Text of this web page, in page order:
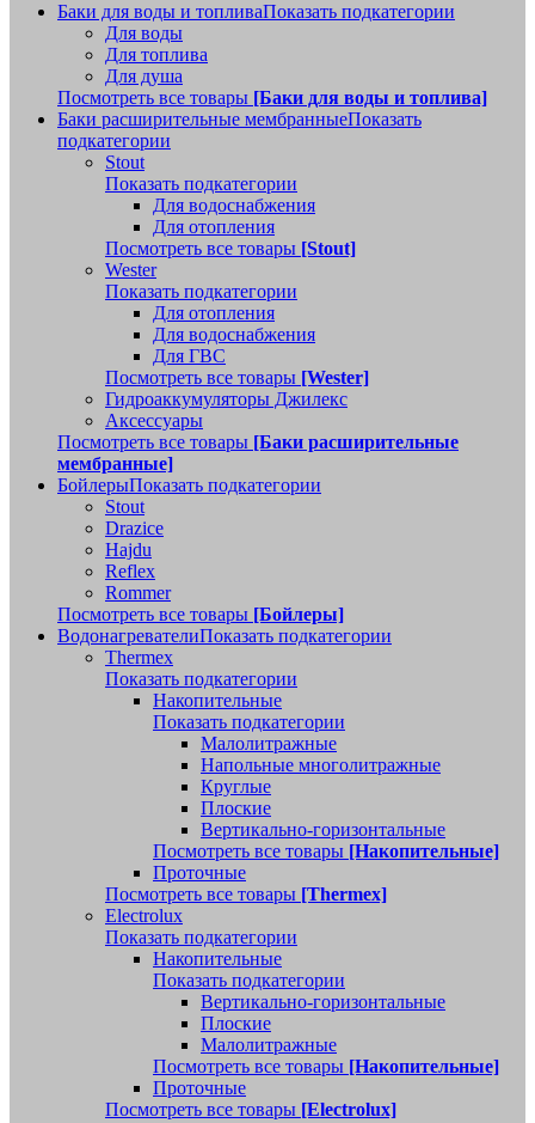
Баки для воды и топливаПоказать подкатегории
Для воды
Для топлива
Для душа
Посмотреть все товары [Баки для воды и топлива]
Баки расширительные мембранныеПоказать
подкатегории
Stout
Показать подкатегории
Для водоснабжения
Для отопления
Посмотреть все товары [Stout]
Wester
Показать подкатегории
Для отопления
Для водоснабжения
Для ГВС
Посмотреть все товары [Wester]
Гидроаккумуляторы Джилекс
Аксессуары
Посмотреть все товары [Баки расширительные
мембранные]
БойлерыПоказать подкатегории
Stout
Drazice
Hajdu
Reflex
Rommer
Посмотреть все товары [Бойлеры]
ВодонагревателиПоказать подкатегории
Thermex
Показать подкатегории
Накопительные
Показать подкатегории
Малолитражные
Напольные многолитражные
Круглые
Плоские
Вертикально-горизонтальные
Посмотреть все товары [Накопительные]
Проточные
Посмотреть все товары [Thermex]
Electrolux
Показать подкатегории
Накопительные
Показать подкатегории
Вертикально-горизонтальные
Плоские
Малолитражные
Посмотреть все товары [Накопительные]
Проточные
Посмотреть все товары [Electrolux]